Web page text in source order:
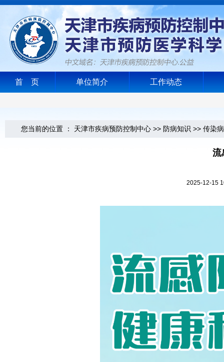
首 页 单位简介 工作动态
您当前的位置 ： 天津市疾病预防控制中心 >> 防病知识 >> 传染病
流
2025-12-15